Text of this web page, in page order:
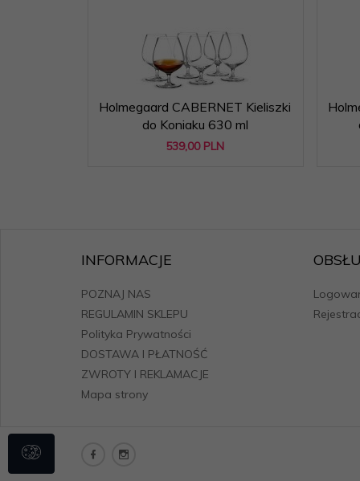
Holmegaard CABERNET Kieliszki
do Koniaku 630 ml
539,00 PLN
INFORMACJE
POZNAJ NAS
REGULAMIN SKLEPU
Polityka Prywatności
DOSTAWA I PŁATNOŚĆ
ZWROTY I REKLAMACJE
Mapa strony